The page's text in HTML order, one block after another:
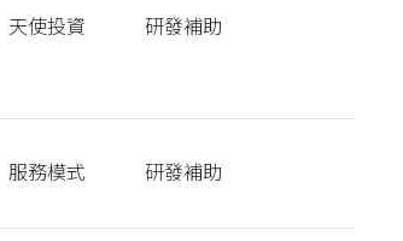
天使投資 研發補助
服務模式 研發補助